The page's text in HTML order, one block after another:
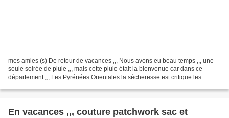
mes amies (s) De retour de vacances ,,, Nous avons eu beau temps ,,, une
seule soirée de pluie ,,, mais cette pluie était la bienvenue car dans ce
département ,,, Les Pyrénées Orientales la sécheresse est critique les
En vacances ,,, couture patchwork sac et